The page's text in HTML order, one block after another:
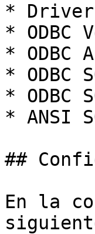
* Driver
* ODBC
* ODBC
* ODBC
* ODBC
* ANSI
##
En la